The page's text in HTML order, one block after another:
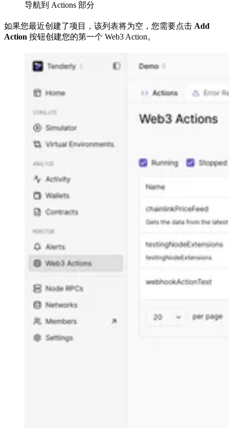
导航到 Actions 部分
如果您最近创建了项目，该列表将为空，您需要点击 Add
Action 按钮创建您的第一个 Web3 Action。